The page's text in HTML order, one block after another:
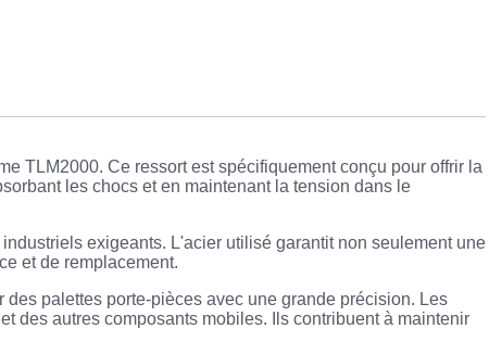
TLM2000. Ce ressort est spécifiquement conçu pour offrir la
les chocs et en maintenant la tension dans le
exigeants. L'acier utilisé garantit non seulement une
et de remplacement.
palettes porte-pièces avec une grande précision. Les
des autres composants mobiles. Ils contribuent à maintenir